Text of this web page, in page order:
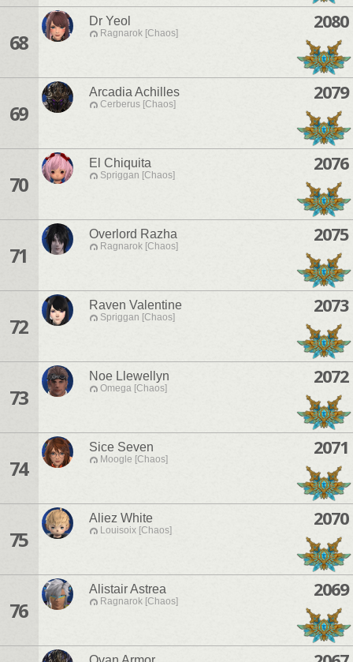
68
Dr Yeol
Ragnarok [Chaos]
2080
69
Arcadia Achilles
Cerberus [Chaos]
2079
70
El Chiquita
Spriggan [Chaos]
2076
71
Overlord Razha
Ragnarok [Chaos]
2075
72
Raven Valentine
Spriggan [Chaos]
2073
73
Noe Llewellyn
Omega [Chaos]
2072
74
Sice Seven
Moogle [Chaos]
2071
75
Aliez White
Louisoix [Chaos]
2070
76
Alistair Astrea
Ragnarok [Chaos]
2069